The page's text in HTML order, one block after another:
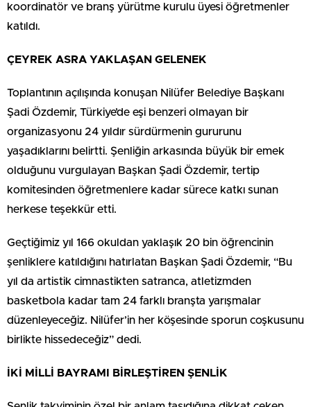
koordinatör ve branş yürütme kurulu üyesi öğretmenler
katıldı.
ÇEYREK ASRA YAKLAŞAN GELENEK
Toplantının açılışında konuşan Nilüfer Belediye Başkanı
Şadi Özdemir, Türkiye’de eşi benzeri olmayan bir
organizasyonu 24 yıldır sürdürmenin gururunu
yaşadıklarını belirtti. Şenliğin arkasında büyük bir emek
olduğunu vurgulayan Başkan Şadi Özdemir, tertip
komitesinden öğretmenlere kadar sürece katkı sunan
herkese teşekkür etti.
Geçtiğimiz yıl 166 okuldan yaklaşık 20 bin öğrencinin
şenliklere katıldığını hatırlatan Başkan Şadi Özdemir, “Bu
yıl da artistik cimnastikten satranca, atletizmden
basketbola kadar tam 24 farklı branşta yarışmalar
düzenleyeceğiz. Nilüfer’in her köşesinde sporun coşkusunu
birlikte hissedeceğiz” dedi.
İKİ MİLLİ BAYRAMI BİRLEŞTİREN ŞENLİK